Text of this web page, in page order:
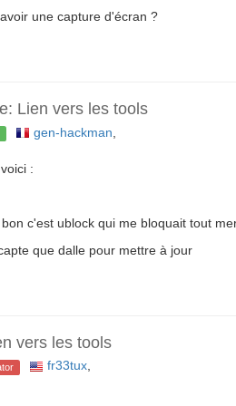
une capture d'écran ?
Lien vers les tools
gen-hackman
:
c'est ublock qui me bloquait tout
que dalle pour mettre à jour
vers les tools
fr33tux,